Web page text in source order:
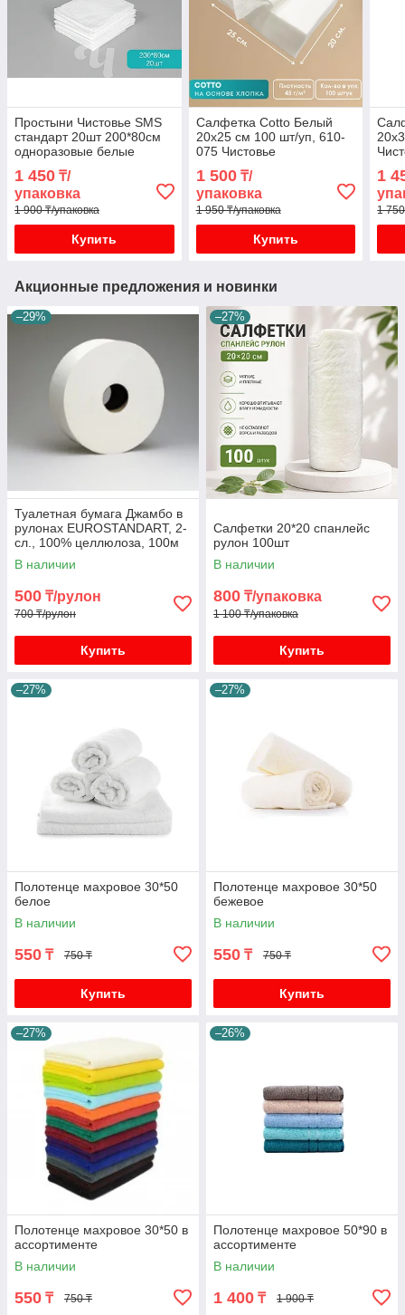
Простыни Чистовье SMS
стандарт 20шт 200*80см
одноразовые белые
нарезанные
1 450 ₸/
упаковка
1 900 ₸/упаковка
Купить
Салфетка Cotto Белый
20х25 см 100 шт/уп, 610-
075 Чистовье
1 500₸/
упаковка
1 950 ₸/упаковка
Купить
1
1
Акционные предложения и новинки
–29%
Туалетная бумага Джамбо в
рулонах EUROSTANDART, 2-
сл., 100% целлюлоза, 100м
В наличии
500 ₸/рулон
700 ₸/рулон
Купить
–27%
Салфетки 20*20 спанлейс
рулон 100шт
В наличии
800 ₸/упаковка
1 100 ₸/упаковка
Купить
–27%
Полотенце махровое 30*50
белое
В наличии
550 ₸ 750 ₸
Купить
–27%
Полотенце махровое 30*50
бежевое
В наличии
550 ₸ 750 ₸
Купить
–27%
Полотенце махровое 30*50 в
ассортименте
В наличии
550 ₸ 750 ₸
–26%
Полотенце махровое 50*90 в
ассортименте
В наличии
1 400 ₸ 1 900 ₸